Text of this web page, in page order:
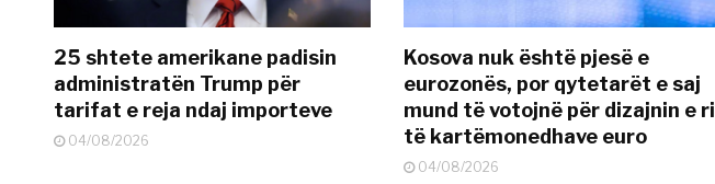
25 shtete amerikane padisin
administratën Trump për
tarifat e reja ndaj importeve
04/08/2026
Kosova nuk është pjesë e
eurozonës, por qytetarët e saj
mund të votojnë për dizajnin e ri
të kartëmonedhave euro
04/08/2026